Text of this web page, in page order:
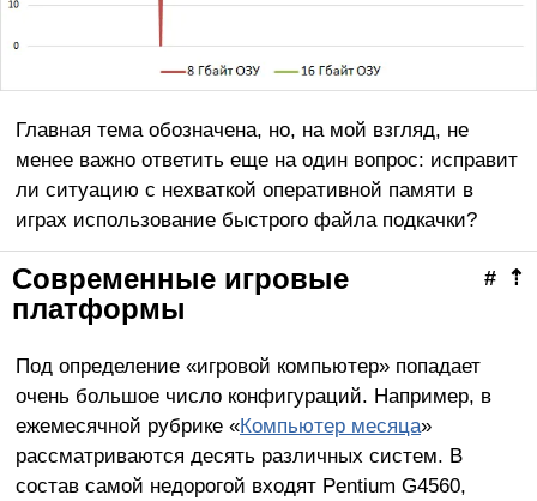
Главная тема обозначена, но, на мой взгляд, не
менее важно ответить еще на один вопрос: исправит
ли ситуацию с нехваткой оперативной памяти в
играх использование быстрого файла подкачки?
⇡
#
Современные игровые
платформы
Под определение «игровой компьютер» попадает
очень большое число конфигураций. Например, в
ежемесячной рубрике «Компьютер месяца»
рассматриваются десять различных систем. В
состав самой недорогой входят Pentium G4560,